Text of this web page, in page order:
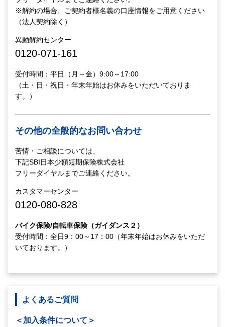
※解約の場合、ご契約者様名義の口座情報をご用意ください
（法人契約除く）
異動解約センター
0120-071-161
受付時間：平日（月～金）9:00～17:00
（土・日・祝日・年末年始はお休みをいただいておりま
す。）
その他の全般的なお問い合わせ
苦情・ご相談については、
下記SBI日本少額短期保険株式会社
フリーダイヤルまでご連絡ください。
カスタマーセンター
0120-080-828
バイク保険/自転車保険（ガイダンス２）
受付時間：全日9：00～17：00（年末年始はお休みをいただ
いております。）
よくあるご質問
＜加入条件について＞